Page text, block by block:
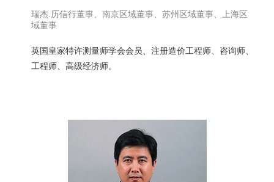
瑞杰.历信行董事、南京区域董事、苏州区域董事、上海区
域董事
英国皇家特许测量师学会会员、注册造价工程师、咨询师、
工程师、高级经济师。